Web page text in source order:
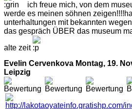
ich freue mich, von dem
werde es meinen söhnen
unterhaltungen mit bekannten
das gespräch ÜBER das museum
alte zeit
Evelin Cervenkova Montag, 19.
Leipzig